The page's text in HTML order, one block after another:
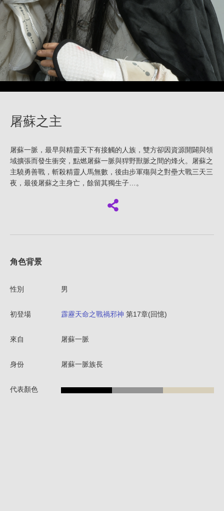
屠蘇之主
屠蘇一脈，最早與精靈天下有接觸的人族，雙方卻因資源開闢與領
域擴張而發生衝突，點燃屠蘇一脈與猂野獸脈之間的烽火。屠蘇之
主驍勇善戰，斬殺精靈人馬無數，後由步軍殤與之對壘大戰三天三
夜，最後屠蘇之主身亡，餘留其獨生子…。
角色背景
性別 男
初登場 霹靂天命之戰禍邪神 第17章(回憶)
來自 屠蘇一脈
身份 屠蘇一脈族長
代表顏色